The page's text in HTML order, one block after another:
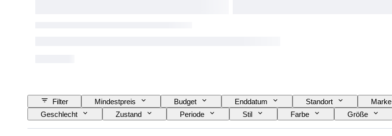
Filter Mindestpreis Budget Enddatum Standort Marke
Geschlecht
Zustand Periode Stil Farbe Größe
Schuhgröße